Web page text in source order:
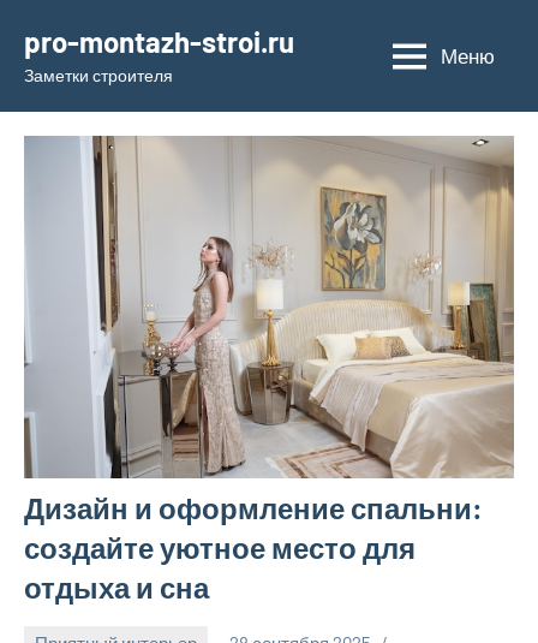
содержимому
pro-montazh-stroi.ru
Заметки строителя
Меню
Дизайн и оформление спальни:
создайте уютное место для
отдыха и сна